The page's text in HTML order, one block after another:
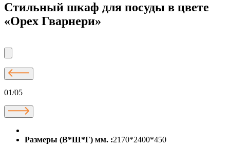
Стильный шкаф для посуды в цвете
«Орех Гварнери»
01/05
Размеры (В*Ш*Г) мм. :2170*2400*450